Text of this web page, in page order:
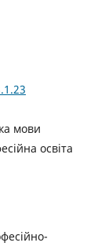
мови
освіта